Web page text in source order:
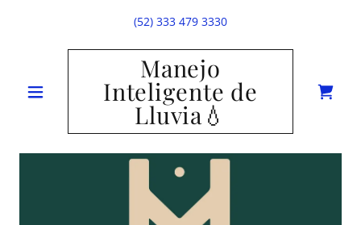
(52) 333 479 3330
Manejo
Inteligente de
Lluvia💧